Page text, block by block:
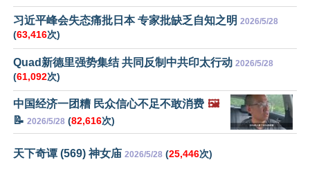
习近平峰会失态痛批日本 专家批缺乏自知之明 2026/5/28
(63,416次)
Quad新德里强势集结 共同反制中共印太行动 2026/5/28
(61,092次)
中国经济一团糟 民众信心不足不敢消费 🖼️
📝 2026/5/28 (82,616次)
天下奇谭 (569) 神女庙 2026/5/28 (25,446次)